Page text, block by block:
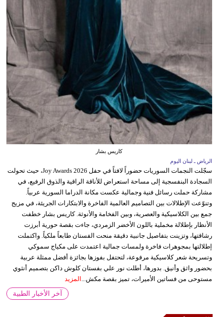
كاريس بشار
الرياض ـ لبنان اليوم
سجّلت النجمات السوريات حضوراً لافتاً في حفل Joy Awards 2026، حيث تحولت
السجادة البنفسجية إلى مساحة استعراض للأناقة الراقية والذوق الرفيع، في
مشاركة حملت رسائل فنية وجمالية عكست مكانة الدراما السورية عربياً.
وتنوّعت الإطلالات بين التصاميم العالمية الفاخرة والابتكارات الجريئة، في مزيج
جمع بين الكلاسيكية والعصرية، وبين الفخامة والأنوثة. كاريس بشار خطفت
الأنظار بإطلالة مخملية باللون الأخضر الزمردي، جاءت بقصة حورية أبرزت
رشاقتها، وتزينت بتفاصيل جانبية دقيقة منحت الفستان طابعاً ملكياً. واكتملت
إطلالتها بمجوهرات فاخرة ولمسات جمالية اعتمدت على مكياج سموكي
وتسريحة شعر كلاسيكية مرفوعة، لتحتفل بفوزها بجائزة أفضل ممثلة عربية
بحضور واثق وأنيق. بدورها، أطلت نور علي بفستان كلوش داكن بتصميم أنثوي
مستوحى من فساتين الأميرات، تميز بقصة مكش...
المزيد
آخر الأخبار الطبية